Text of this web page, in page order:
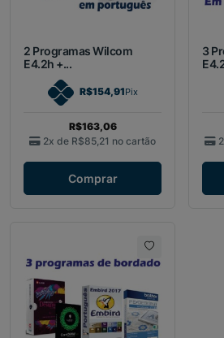
2 Programas Wilcom
E4.2h +...
R$154,91Pix
R$163,06
2x de R$85,21 no cartão
Comprar
3